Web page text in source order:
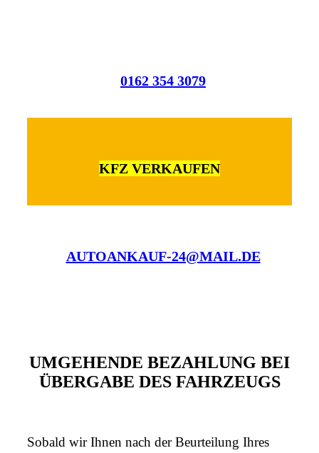
0162 354 3079
KFZ VERKAUFEN
AUTOANKAUF-24@MAIL.DE
UMGEHENDE BEZAHLUNG BEI
ÜBERGABE DES FAHRZEUGS
Sobald wir Ihnen nach der Beurteilung Ihres